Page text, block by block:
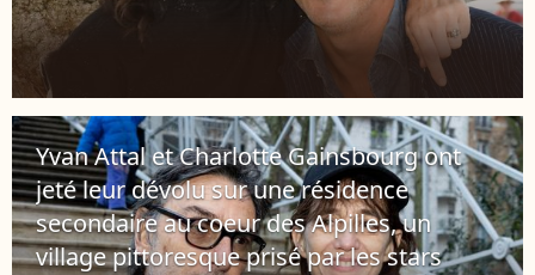
Yvan Attal et Charlotte Gainsbourg ont
jeté leur dévolu sur une résidence
secondaire au coeur des Alpilles, un
village pittoresque prisé par les stars